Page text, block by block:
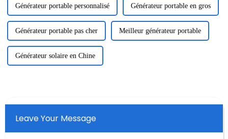
Générateur portable personnalisé Générateur portable en gros
Générateur portable pas cher Meilleur générateur portable
Générateur solaire en Chine
Leave Your Message